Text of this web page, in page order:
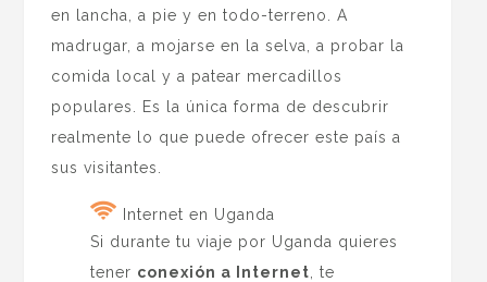
en lancha, a pie y en todo-terreno. A
madrugar, a mojarse en la selva, a probar la
comida local y a patear mercadillos
populares. Es la única forma de descubrir
realmente lo que puede ofrecer este país a
sus visitantes.
Internet en Uganda
Si durante tu viaje por Uganda quieres
tener conexión a Internet , te